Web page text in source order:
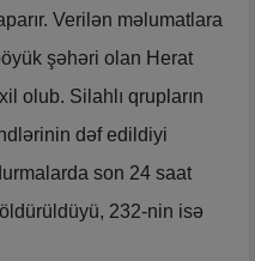
Verilən məlumatlara
şəhəri olan Herat
olub. Silahlı qrupların
dəf edildiyi
son 24 saat
232-nin isə